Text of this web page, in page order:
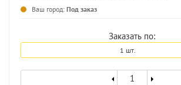
Ваш город: Под заказ
Заказать по:
1 шт.